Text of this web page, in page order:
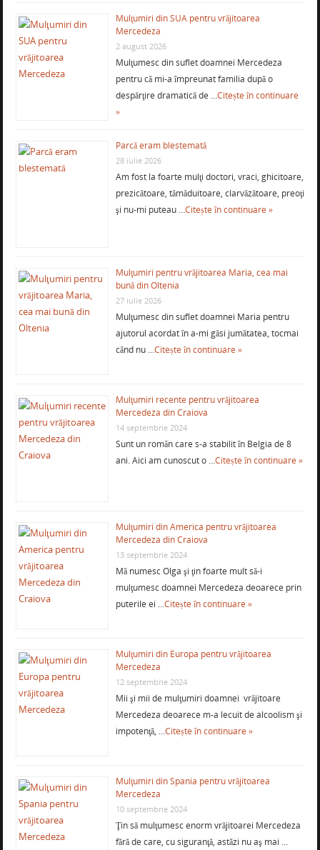
Mulţumiri din SUA pentru vrăjitoarea
Mercedeza
2 august 2026
Mulţumesc din suflet doamnei Mercedeza
pentru că mi-a împreunat familia după o
despărţire dramatică de …Citește în continuare
»
Parcă eram blestemată
28 iulie 2026
Am fost la foarte mulţi doctori, vraci, ghicitoare,
prezicătoare, tămăduitoare, clarvăzătoare, preoţi
şi nu-mi puteau …Citește în continuare »
Mulţumiri pentru vrăjitoarea Maria, cea mai
bună din Oltenia
27 iulie 2026
Mulţumesc din suflet doamnei Maria pentru
ajutorul acordat în a-mi găsi jumătatea, tocmai
când nu …Citește în continuare »
Mulţumiri recente pentru vrăjitoarea
Mercedeza din Craiova
14 septembrie 2024
Sunt un român care s-a stabilit în Belgia de 8
ani. Aici am cunoscut o …Citește în continuare »
Mulţumiri din America pentru vrăjitoarea
Mercedeza din Craiova
13 septembrie 2024
Mă numesc Olga şi ţin foarte mult să-i
mulţumesc doamnei Mercedeza deoarece prin
puterile ei …Citește în continuare »
Mulţumiri din Europa pentru vrăjitoarea
Mercedeza
12 septembrie 2024
Mii şi mii de mulţumiri doamnei vrăjitoare
Mercedeza deoarece m-a lecuit de alcoolism şi
impotenţă, …Citește în continuare »
Mulţumiri din Spania pentru vrăjitoarea
Mercedeza
10 septembrie 2024
Ţin să mulţumesc enorm vrăjitoarei Mercedeza
fără de care, cu siguranţă, astăzi nu aş mai …